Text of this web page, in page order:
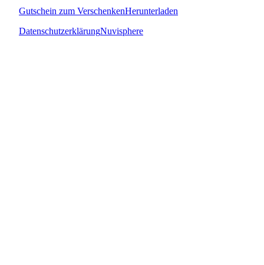
Gutschein zum VerschenkenHerunterladen
DatenschutzerklärungNuvisphere